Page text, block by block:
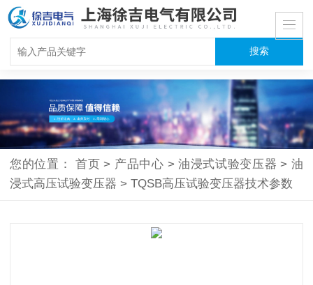
您的位置： 首页 > 产品中心 > 油浸式试验变压器 > 油
浸式高压试验变压器 > TQSB高压试验变压器技术参数